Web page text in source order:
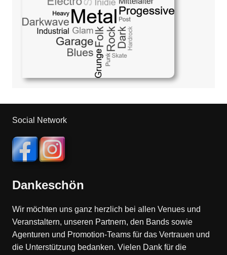
Social Network
Dankeschön
Wir möchten uns ganz herzlich bei allen Venues und
Veranstaltern, unseren Partnern, den Bands sowie
Agenturen und Promotion-Teams für das Vertrauen und
die Unterstützung bedanken. Vielen Dank für die